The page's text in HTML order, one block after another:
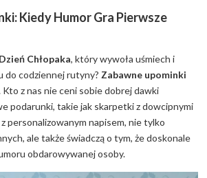
Kiedy Humor Gra Pierwsze
Dzień Chłopaka, który wywoła uśmiech i
do codziennej rutyny? Zabawne upominki
z nas nie ceni sobie dobrej dawki
podarunki, takie jak skarpetki z dowcipnymi
personalizowanym napisem, nie tylko
ale także świadczą o tym, że doskonale
obdarowywanej osoby.